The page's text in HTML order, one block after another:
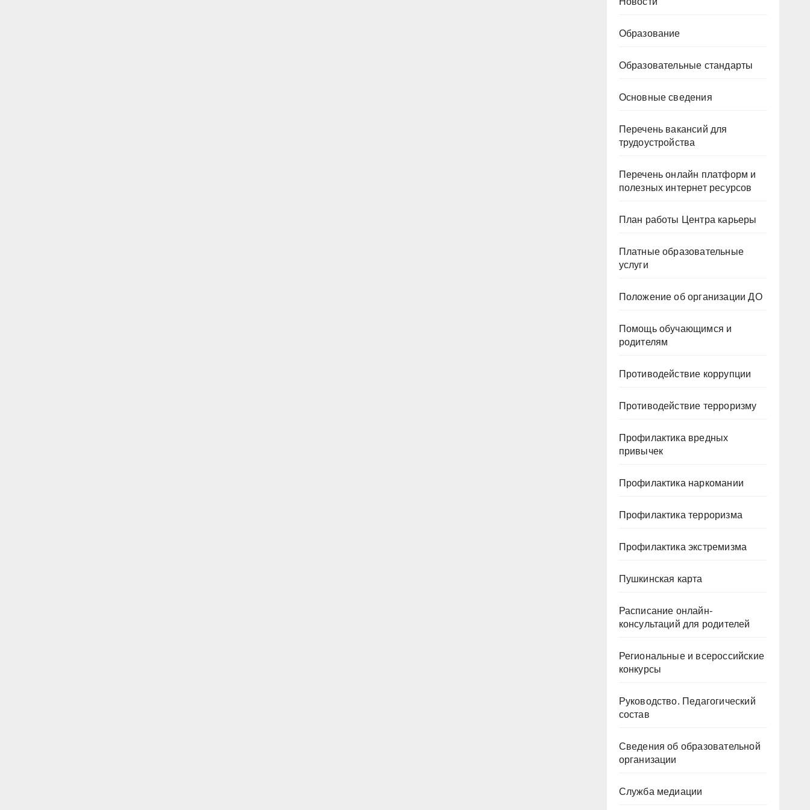
Образование
Образовательные стандарты
Основные сведения
Перечень вакансий для
трудоустройства
Перечень онлайн платформ и
полезных интернет ресурсов
План работы Центра карьеры
Платные образовательные
услуги
Положение об организации ДО
Помощь обучающимся и
родителям
Противодействие коррупции
Противодействие терроризму
Профилактика вредных
привычек
Профилактика наркомании
Профилактика терроризма
Профилактика экстремизма
Пушкинская карта
Расписание онлайн-
консультаций для родителей
Региональные и всероссийские
конкурсы
Руководство. Педагогический
состав
Сведения об образовательной
организации
Служба медиации